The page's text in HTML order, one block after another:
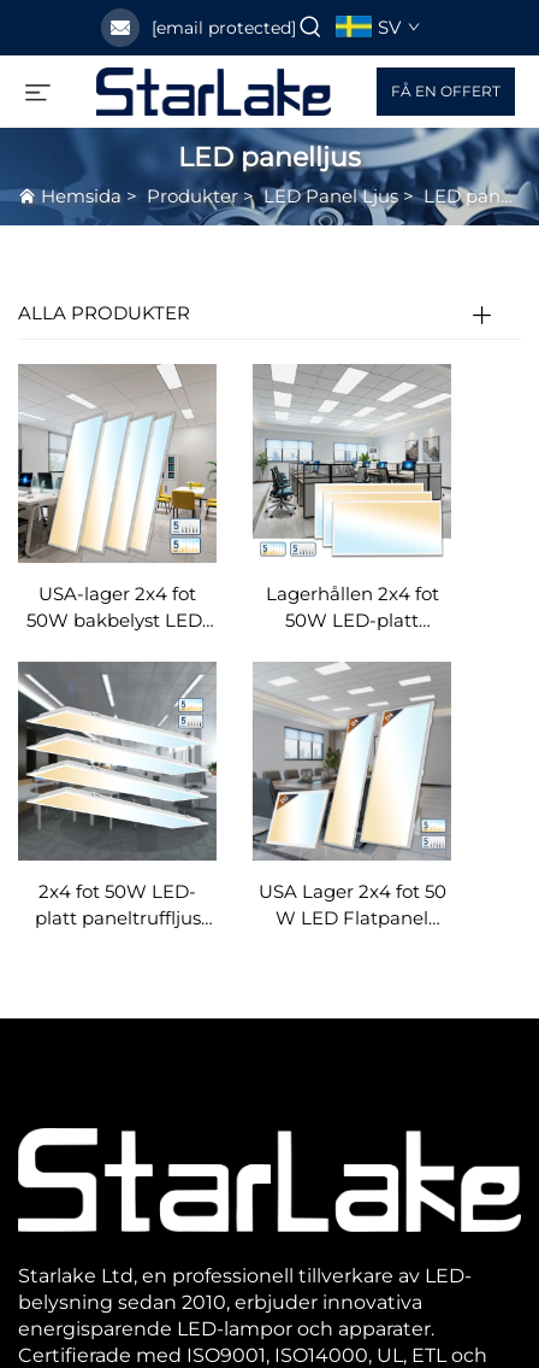
[email protected] SV
FÅ EN OFFERT
LED panelljus
Hemsida > Produkter>LED Panel Ljus >LED panelljus
ALLA PRODUKTER
USA-lager 2x4 fot
50W bakbelyst LED-
Prismalens inbyggd
undertaksljus för
kontor &
kommersiella lokaler
Lagerhållen 2x4 fot
50W LED-platt
prismalens |
Inbyggda bakbelysta
undertakslampor -
Snabb leverans i USA
2x4 fot 50W LED-
platt paneltruffljus
undertakspanel för
USA Lager 2x4 fot 50
W LED Flatpanel
undertaksljus LED-
Starlake Ltd, en professionell tillverkare av LED-
belysning sedan 2010, erbjuder innovativa
energisparende LED-lampor och apparater.
Certifierade med ISO9001, ISO14000, UL, ETL och